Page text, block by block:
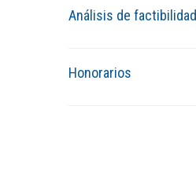
Análisis de factibilidad
Honorarios